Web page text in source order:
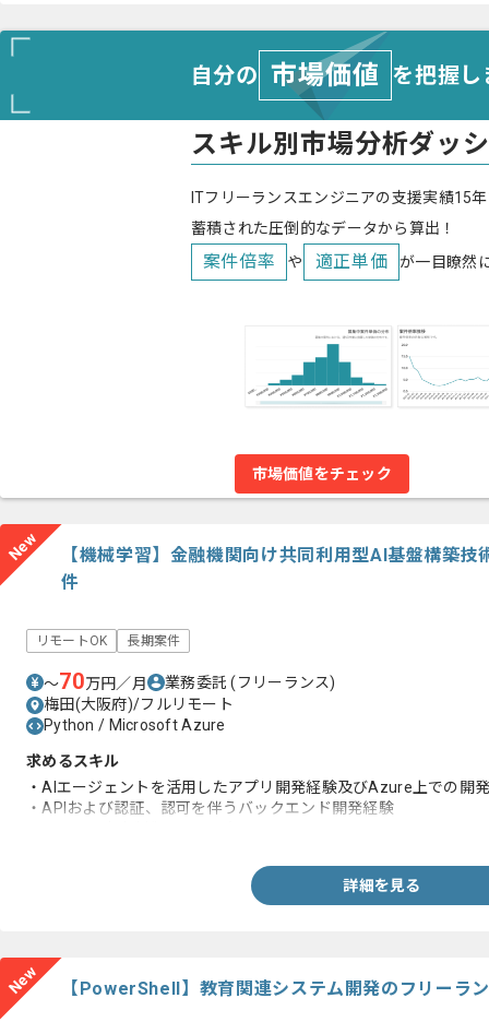
自分の 市場価値 を把握
スキル別市場分析ダッ
ITフリーランスエンジニアの支援実績15
蓄積された圧倒的なデータから算出！
案件倍率 や 適正単価 が一目瞭然
市場価値をチェック
New
【機械学習】金融機関向け共同利用型AI基盤構築
件
リモートOK 長期案件
〜70万円／月 業務委託(フリーランス)
梅田(大阪府)/フルリモート
Python / Microsoft Azure
求めるスキル
・AIエージェントを活用したアプリ開発経験及びAzure上での開
・APIおよび認証、認可を伴うバックエンド開発経験
詳細を見る
New 【PowerShell】教育関連システム開発のフリーラ